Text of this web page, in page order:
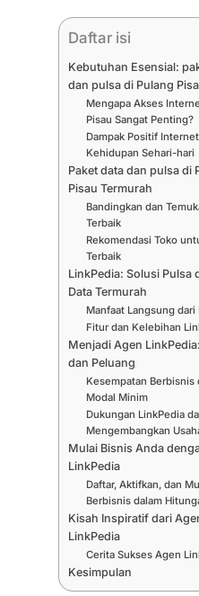
Daftar isi
Kebutuhan Esensial:
dan pulsa di Pulang
Mengapa Akses
Pisau Sangat Penting?
Dampak Positif
Kehidupan Sehari-hari
Paket data dan pulsa di
Pisau Termurah
Bandingkan dan
Terbaik
Rekomendasi Toko
Terbaik
LinkPedia: Solusi Pulsa
Data Termurah
Manfaat Langsung dari
Fitur dan Kelebihan
Menjadi Agen
dan Peluang
Kesempatan Berbisnis
Modal Minim
Dukungan LinkPedia
Mengembangkan
Mulai Bisnis Anda
LinkPedia
Daftar, Aktifkan, dan
Berbisnis dalam
Kisah Inspiratif dari
LinkPedia
Cerita Sukses Agen
Kesimpulan